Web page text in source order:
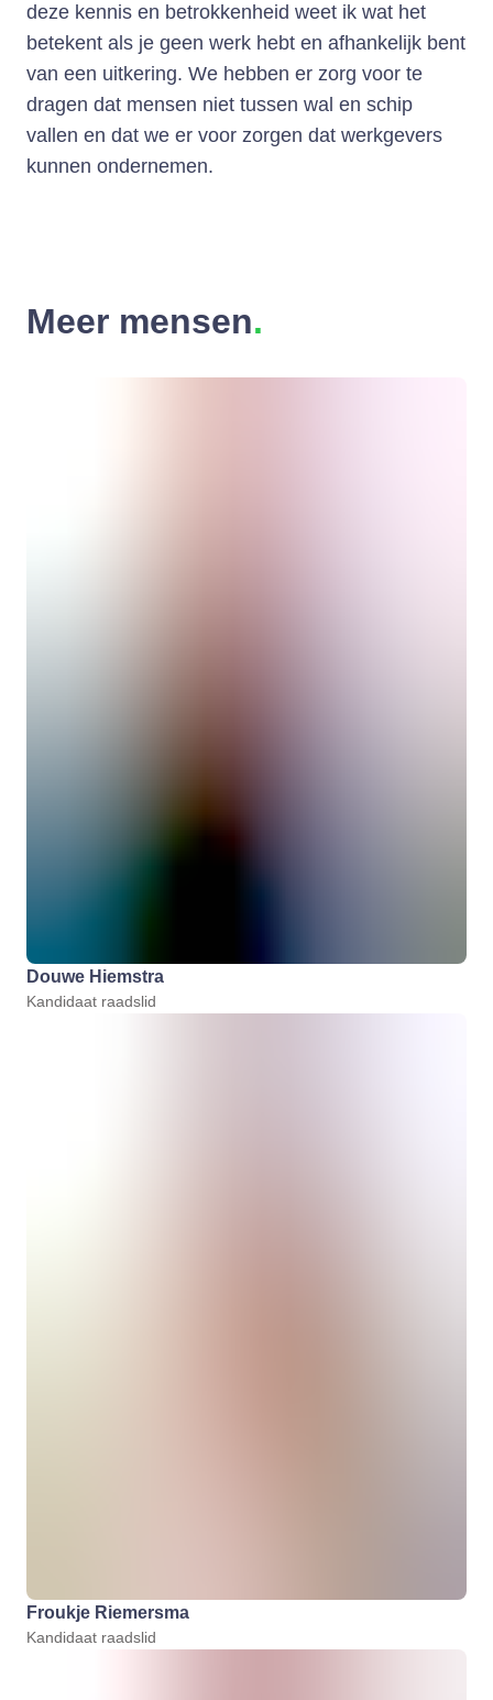
deze kennis en betrokkenheid weet ik wat het
betekent als je geen werk hebt en afhankelijk bent
van een uitkering. We hebben er zorg voor te
dragen dat mensen niet tussen wal en schip
vallen en dat we er voor zorgen dat werkgevers
kunnen ondernemen.
Meer mensen.
Douwe Hiemstra
Kandidaat raadslid
Froukje Riemersma
Kandidaat raadslid